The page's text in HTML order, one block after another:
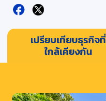
เปรียบเทียบธุรกิจที่
ใกล้เคียงกัน